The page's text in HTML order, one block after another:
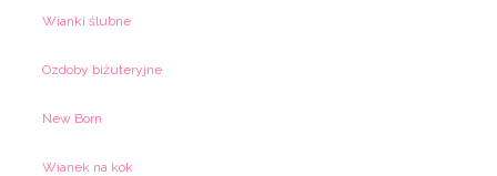
Wianki ślubne
Ozdoby biżuteryjne
New Born
Wianek na kok